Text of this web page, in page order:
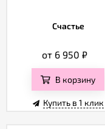
Счастье
от 6 950 ₽
В корзину
Купить в 1 клик